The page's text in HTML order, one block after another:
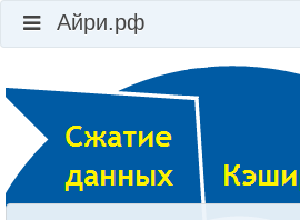
Айри.рф